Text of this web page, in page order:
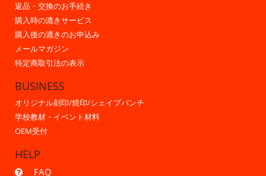
返品・交換のお手続き
購入時の漉きサービス
購入後の漉きのお申込み
メールマガジン
特定商取引法の表示
BUSINESS
オリジナル刻印/焼印/シェイプパンチ
学校教材・イベント材料
OEM受付
HELP
FAQ